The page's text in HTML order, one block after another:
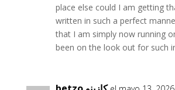
place else could I am getting
written in such a perfect
that I am simply now running
been on the look out for such